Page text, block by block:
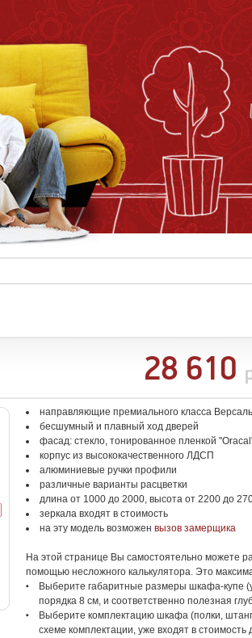
28 610
направляющие премиального класса
бесшумный и плавный ход дверей
фасад: стекло, тонированное пленкой
корпус из высококачественного ЛДСП
алюминиевые ручки профили
различные варианты расцветки
длина от 1000 до 2000, высота от 2200 до
зеркала входят в стоимость
на эту модель возможен вызов замерщика
На этой странице Вы самостоятельно можете
помощью несложного калькулятора. Это
Выберите габаритные размеры шкафа-купе
порядка 8 см, и соответственно полезная
Выберите комплектацию шкафа (полки,
схеме комплектации, уже входят в